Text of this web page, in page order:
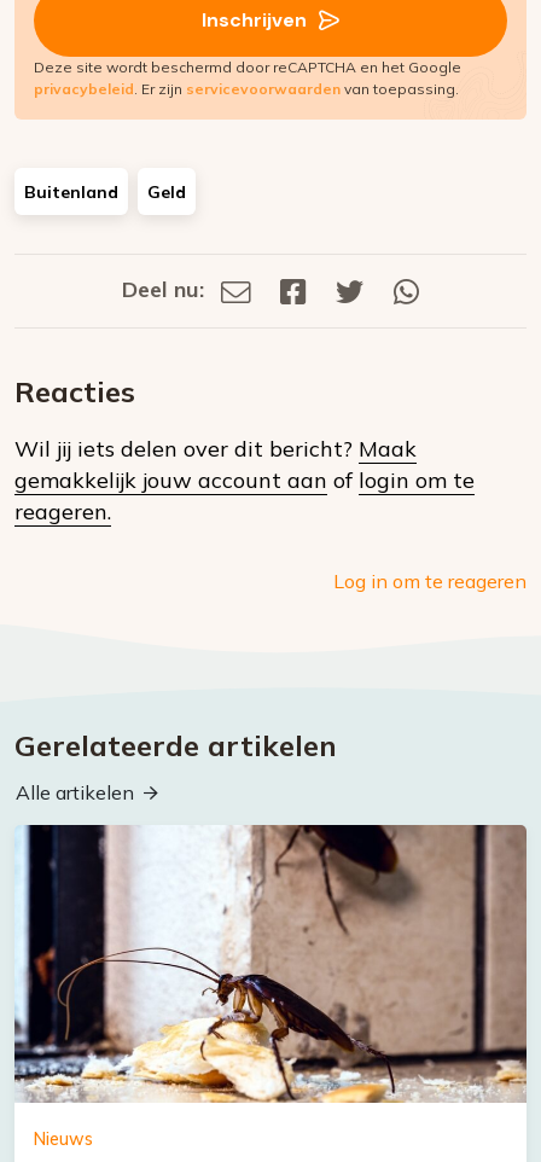
Inschrijven
Deze site wordt beschermd door reCAPTCHA en het Google
privacybeleid. Er zijn servicevoorwaarden van toepassing.
Buitenland Geld
Deel
social
Deel nu:
Deel
Deel
Deel
Reacties
Wil jij iets delen over dit bericht? Maak
gemakkelijk jouw account aan of login om te
reageren.
Log in om te reageren
Gerelateerde artikelen
Alle artikelen
Nieuws